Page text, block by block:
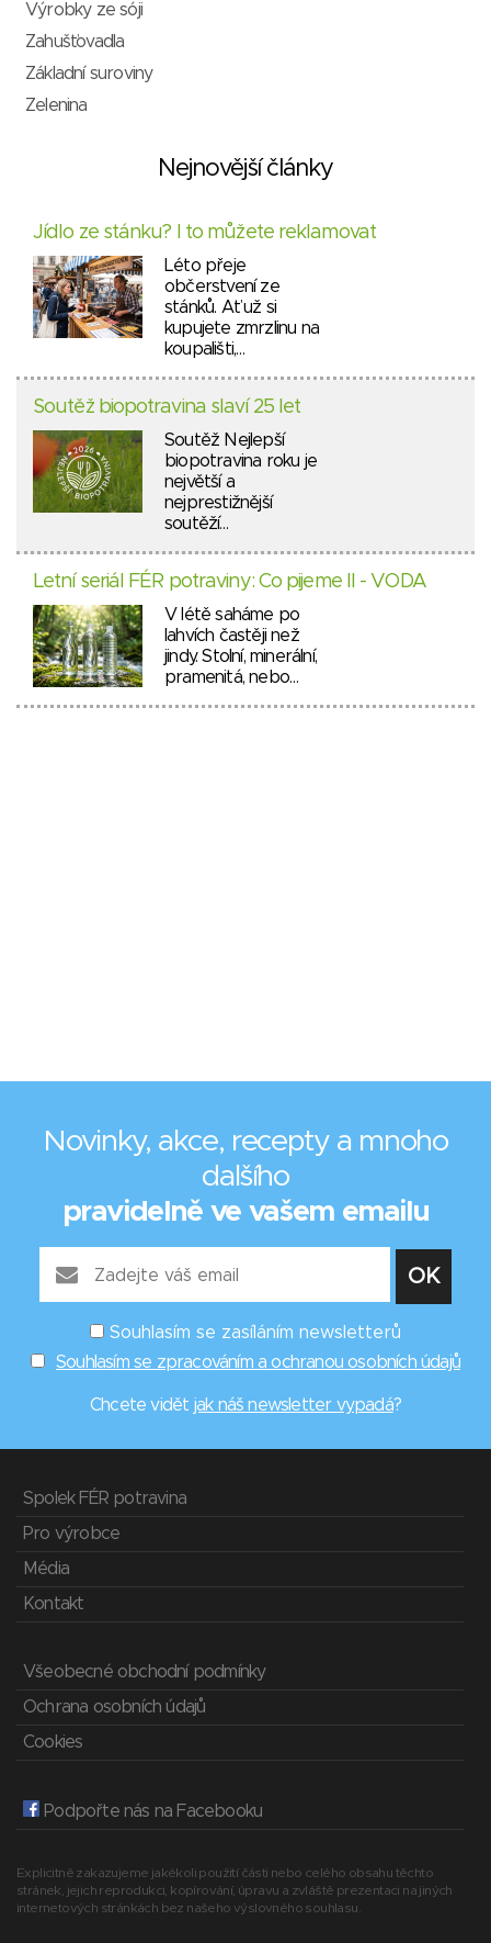
Výrobky ze sóji
Zahušťovadla
Základní suroviny
Zelenina
Nejnovější články
Jídlo ze stánku? I to můžete reklamovat
Léto přeje
občerstvení ze
stánků. Ať už si
kupujete zmrzlinu na
koupališti,…
Soutěž biopotravina slaví 25 let
Soutěž Nejlepší
biopotravina roku je
největší a
nejprestižnější
soutěží…
Letní seriál FÉR potraviny: Co pijeme II - VODA
V létě saháme po
lahvích častěji než
jindy. Stolní, minerální,
pramenitá, nebo…
Novinky, akce, recepty a mnoho
dalšího
pravidelně ve vašem emailu
Souhlasím se zasíláním newsletterů
Souhlasím se zpracováním a ochranou osobních údajů
Chcete vidět jak náš newsletter vypadá?
Spolek FÉR potravina
Pro výrobce
Média
Kontakt
Všeobecné obchodní podmínky
Ochrana osobních údajů
Cookies
Podpořte nás na Facebooku
Explicitně zakazujeme jakékoli použití části nebo celého obsahu těchto
stránek, jejich reprodukci, kopírování, úpravu a zvláště prezentaci na jiných
internetových stránkách bez našeho výslovného souhlasu.